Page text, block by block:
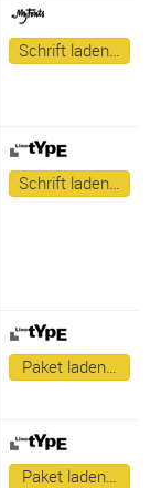
Schrift laden…
Schrift laden…
Paket laden…
Paket laden…